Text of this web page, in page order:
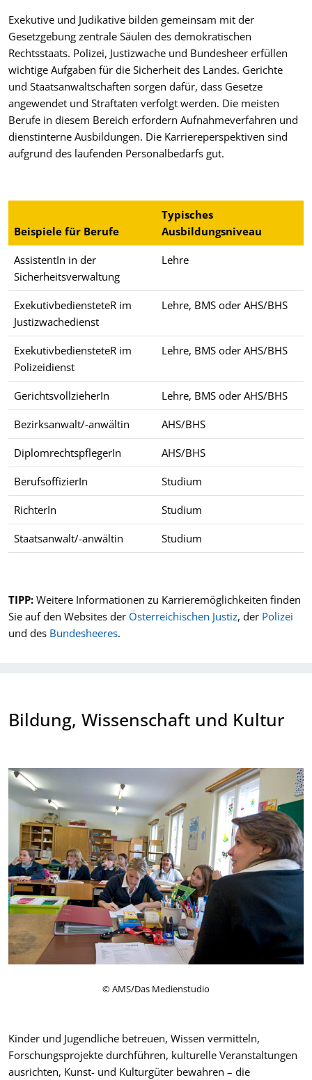
Exekutive und Judikative bilden gemeinsam mit der
Gesetzgebung zentrale Säulen des demokratischen
Rechtsstaats. Polizei, Justizwache und Bundesheer erfüllen
wichtige Aufgaben für die Sicherheit des Landes. Gerichte
und Staatsanwaltschaften sorgen dafür, dass Gesetze
angewendet und Straftaten verfolgt werden. Die meisten
Berufe in diesem Bereich erfordern Aufnahmeverfahren und
dienstinterne Ausbildungen. Die Karriereperspektiven sind
aufgrund des laufenden Personalbedarfs gut.
Beispiele für Berufe
Typisches
Ausbildungsniveau
AssistentIn in der
Sicherheitsverwaltung
Lehre
ExekutivbediensteteR im
Justizwachedienst
Lehre, BMS oder AHS/BHS
ExekutivbediensteteR im
Polizeidienst
Lehre, BMS oder AHS/BHS
GerichtsvollzieherIn Lehre, BMS oder AHS/BHS
Bezirksanwalt/-anwältin AHS/BHS
DiplomrechtspflegerIn AHS/BHS
BerufsoffizierIn Studium
RichterIn Studium
Staatsanwalt/-anwältin Studium
TIPP: Weitere Informationen zu Karrieremöglichkeiten finden
Sie auf den Websites der Österreichischen Justiz, der Polizei
und des Bundesheeres.
Bildung, Wissenschaft und Kultur
© AMS/Das Medienstudio
Kinder und Jugendliche betreuen, Wissen vermitteln,
Forschungsprojekte durchführen, kulturelle Veranstaltungen
ausrichten, Kunst- und Kulturgüter bewahren – die